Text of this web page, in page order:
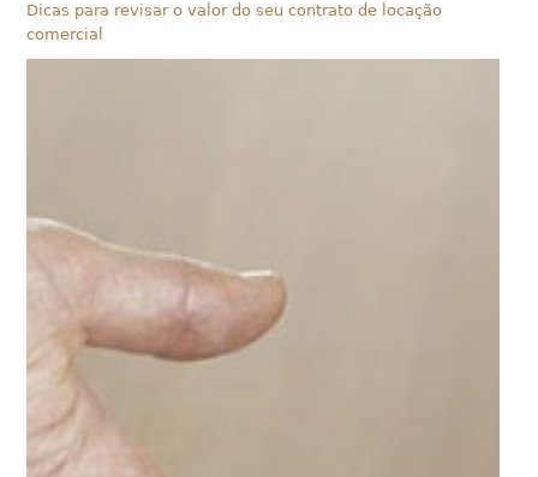
Dicas para revisar o valor do seu contrato de locação
comercial